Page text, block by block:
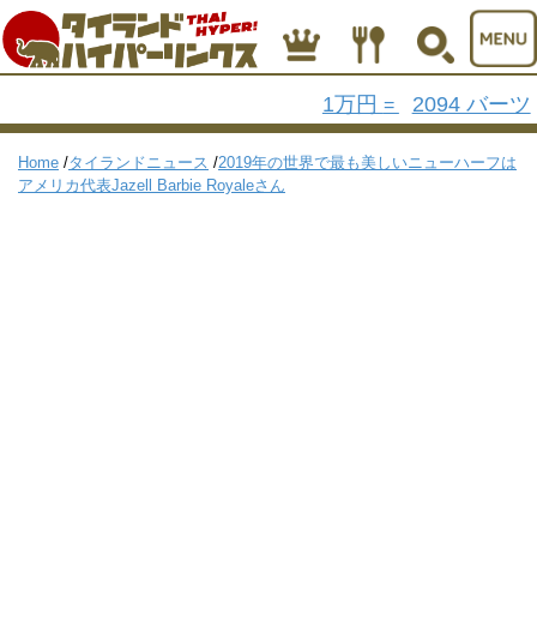
1万円 = 2094 バーツ
Home /タイランドニュース /2019年の世界で最も美しいニューハーフは
アメリカ代表Jazell Barbie Royaleさん